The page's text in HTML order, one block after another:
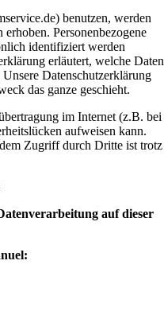
benutzen, werden
erhoben. Personenbezogene
identifiziert werden
erläutert, welche Daten
Datenschutzerklärung
das ganze geschieht.
im Internet (z.B. bei
aufweisen kann.
Zugriff durch Dritte ist trotz
auf dieser